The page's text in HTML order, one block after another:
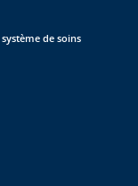
de soins